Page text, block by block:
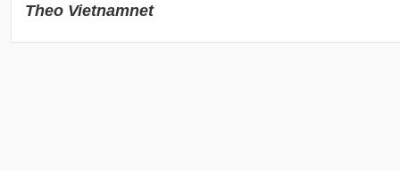
Theo Vietnamnet